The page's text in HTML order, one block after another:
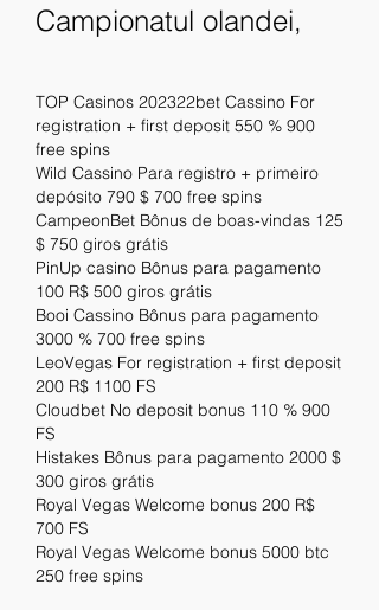
Campionatul olandei,
TOP Casinos 202322bet Cassino For
registration + first deposit 550 % 900
free spins
Wild Cassino Para registro + primeiro
depósito 790 $ 700 free spins
CampeonBet Bônus de boas-vindas 125
$ 750 giros grátis
PinUp casino Bônus para pagamento
100 R$ 500 giros grátis
Booi Cassino Bônus para pagamento
3000 % 700 free spins
LeoVegas For registration + first deposit
200 R$ 1100 FS
Cloudbet No deposit bonus 110 % 900
FS
Histakes Bônus para pagamento 2000 $
300 giros grátis
Royal Vegas Welcome bonus 200 R$
700 FS
Royal Vegas Welcome bonus 5000 btc
250 free spins